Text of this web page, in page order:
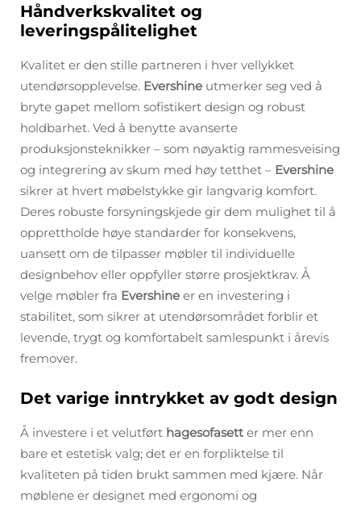
Håndverkskvalitet og
leveringspålitelighet
Kvalitet er den stille partneren i hver vellykket
utendørsopplevelse. Evershine utmerker seg ved å
bryte gapet mellom sofistikert design og robust
holdbarhet. Ved å benytte avanserte
produksjonsteknikker – som nøyaktig rammesveising
og integrering av skum med høy tetthet – Evershine
sikrer at hvert møbelstykke gir langvarig komfort.
Deres robuste forsyningskjede gir dem mulighet til å
opprettholde høye standarder for konsekvens,
uansett om de tilpasser møbler til individuelle
designbehov eller oppfyller større prosjektkrav. Å
velge møbler fra Evershine er en investering i
stabilitet, som sikrer at utendørsområdet forblir et
levende, trygt og komfortabelt samlespunkt i årevis
fremover.
Det varige inntrykket av godt design
Å investere i et velutført hagesofasett er mer enn
bare et estetisk valg; det er en forpliktelse til
kvaliteten på tiden brukt sammen med kjære. Når
møblene er designet med ergonomi og